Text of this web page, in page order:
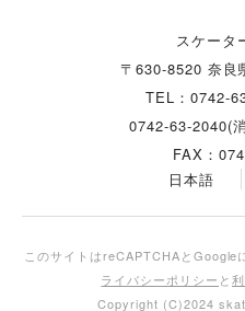
スケータ
〒630-8520 奈良
TEL：0742-
0742-63-2040(
FAX：
日本語
このサイトはreCAPTCHAとGoogle
ライバシーポリシー と
Copyright (C)2024